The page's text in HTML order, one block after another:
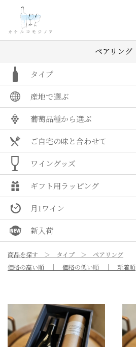
ペアリング
タイプ
産地で選ぶ
葡萄品種から選ぶ
ご自宅の味と合わせて
ワイングッズ
ギフト用ラッピング
月1ワイン
新入荷
商品を探す タイプ
ペアリング
価格の高い順
価格の低い順 新着順